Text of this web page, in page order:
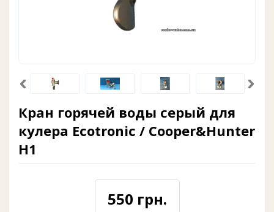
Кран горячей воды серый для
кулера Ecotronic / Cooper&Hunter
H1
550 грн.